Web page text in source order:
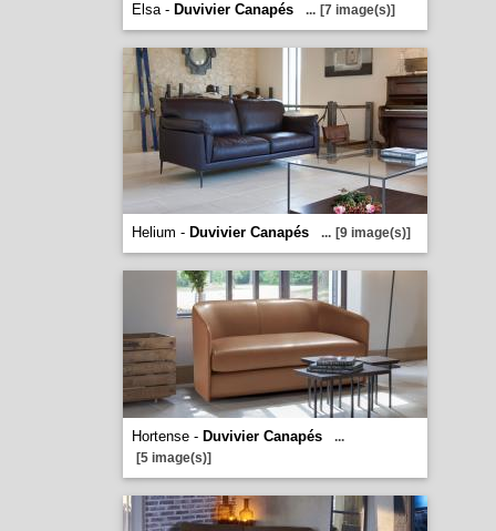
Elsa - Duvivier Canapés ... [7 image(s)]
Helium - Duvivier Canapés ... [9 image(s)]
Hortense - Duvivier Canapés
...
[5 image(s)]